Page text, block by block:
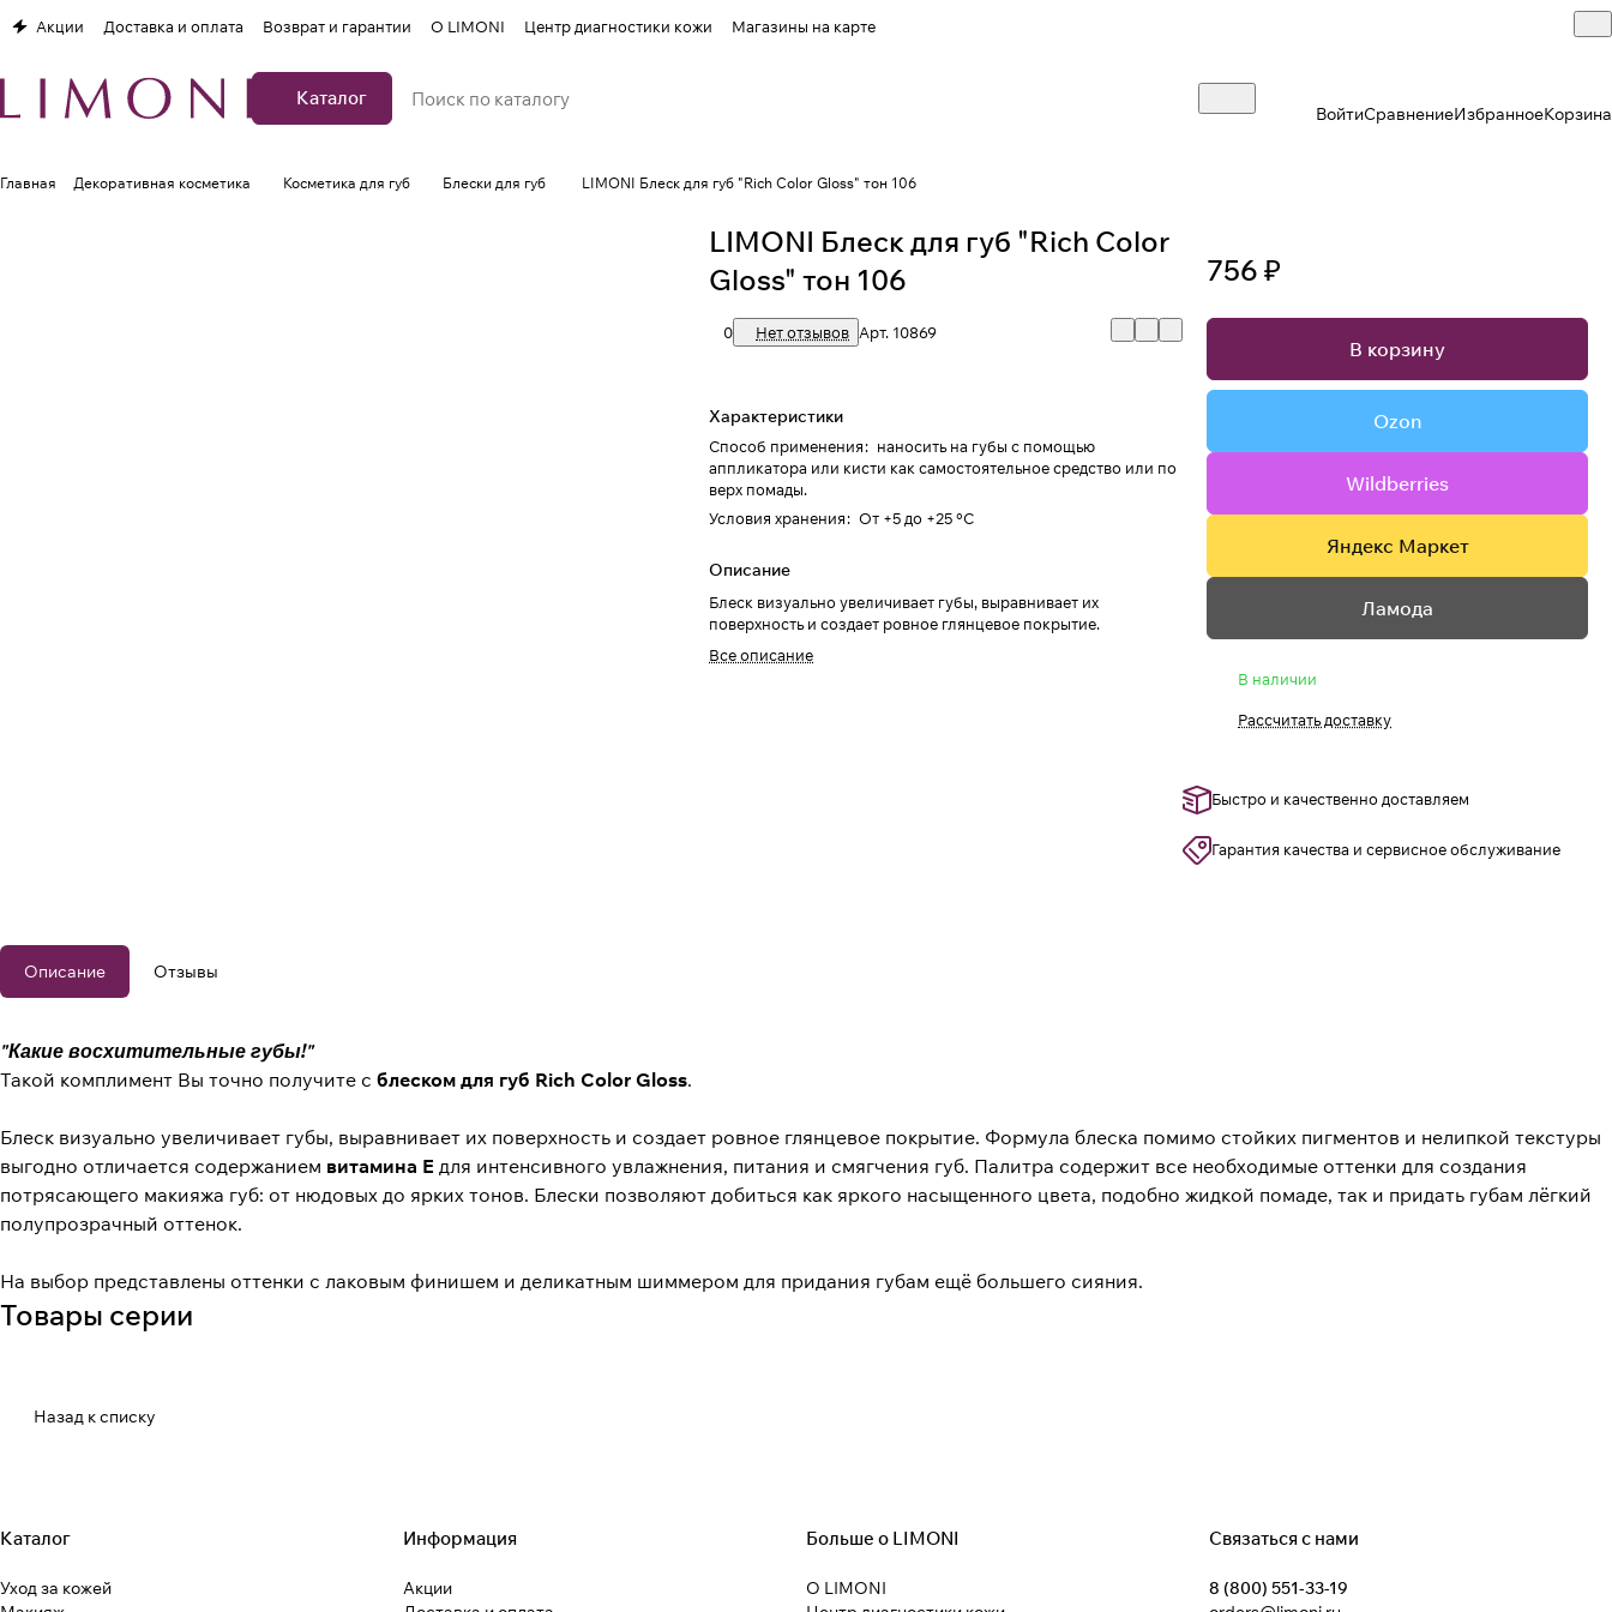
Акции Доставка и оплата Возврат и гарантии О LIMONI Центр диагностики кожи Магазины на карте
Каталог
ВойтиСравнениеИзбранноеКорзина
Главная Декоративная косметика Косметика для губ Блески для губ LIMONI Блеск для губ "Rich Color Gloss" тон 106
LIMONI Блеск для губ "Rich Color
Gloss" тон 106
0 Нет отзывов Арт. 10869
Характеристики
Способ применения: наносить на губы с помощью
аппликатора или кисти как самостоятельное средство или по
верх помады.
Условия хранения: От +5 до +25 °C
Описание
Блеск визуально увеличивает губы, выравнивает их
поверхность и создает ровное глянцевое покрытие.
Все описание
756 ₽
В корзину
Ozon
Wildberries
Яндекс Маркет
Ламода
В наличии
Рассчитать доставку
Быстро и качественно доставляем
Гарантия качества и сервисное обслуживание
Описание Отзывы
"Какие восхитительные губы!"
Такой комплимент Вы точно получите с блеском для губ Rich Color Gloss.
Блеск визуально увеличивает губы, выравнивает их поверхность и создает ровное глянцевое покрытие. Формула блеска помимо стойких пигментов и нелипкой текстуры
выгодно отличается содержанием витамина Е для интенсивного увлажнения, питания и смягчения губ. Палитра содержит все необходимые оттенки для создания
потрясающего макияжа губ: от нюдовых до ярких тонов. Блески позволяют добиться как яркого насыщенного цвета, подобно жидкой помаде, так и придать губам лёгкий
полупрозрачный оттенок.
На выбор представлены оттенки с лаковым финишем и деликатным шиммером для придания губам ещё большего сияния.
Товары серии
Назад к списку
Каталог
Уход за кожей
Информация
Акции
Больше о LIMONI
О LIMONI
Связаться с нами
8 (800) 551-33-19